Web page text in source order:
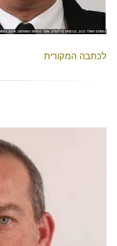
לכתבה המקורית